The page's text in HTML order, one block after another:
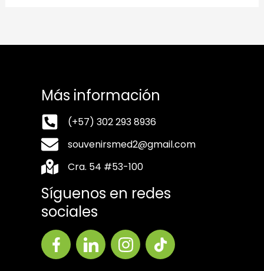
Más información
(+57) 302 293 8936
souvenirsmed2@gmail.com
Cra. 54 #53-100
Síguenos en redes
sociales